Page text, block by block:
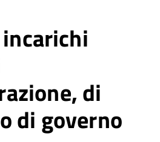
di
di governo